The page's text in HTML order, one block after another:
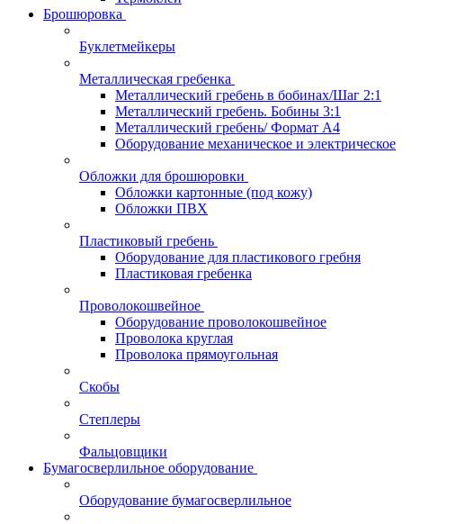
Брошюровка
Буклетмейкеры
Металлическая гребенка
Металлический гребень в бобинах/Шаг 2:1
Металлический гребень. Бобины 3:1
Металлический гребень/ Формат А4
Оборудование механическое и электрическое
Обложки для брошюровки
Обложки картонные (под кожу)
Обложки ПВХ
Пластиковый гребень
Оборудование для пластикового гребня
Пластиковая гребенка
Проволокошвейное
Оборудование проволокошвейное
Проволока круглая
Проволока прямоугольная
Скобы
Степлеры
Фальцовщики
Бумагосверлильное оборудование
Оборудование бумагосверлильное